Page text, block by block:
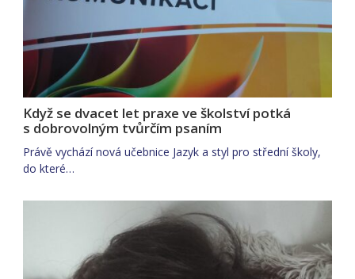
Když se dvacet let praxe ve školství potká
s dobrovolným tvůrčím psaním
Právě vychází nová učebnice Jazyk a styl pro střední školy,
do které…